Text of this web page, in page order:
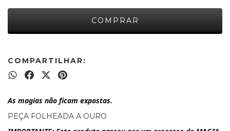
COMPARTILHAR:
As magias não ficam expostas.
PEÇA FOLHEADA A OURO